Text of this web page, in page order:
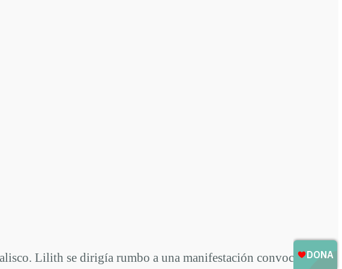
Lilith se dirigía rumbo a una manifestación convocada ese